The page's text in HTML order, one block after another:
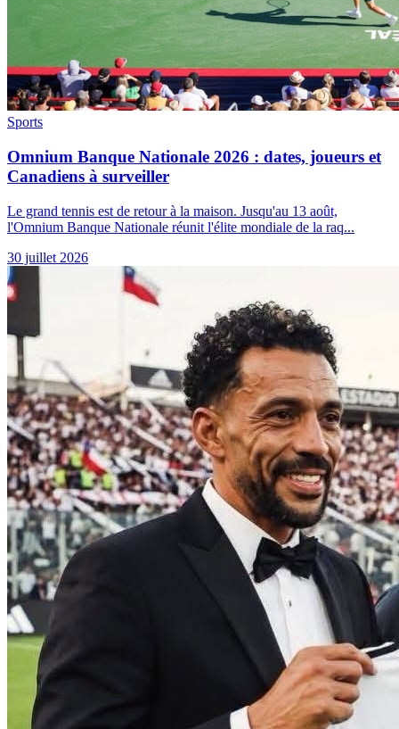
Sports
Omnium Banque Nationale 2026 : dates, joueurs et
Canadiens à surveiller
Le grand tennis est de retour à la maison. Jusqu'au 13 août,
l'Omnium Banque Nationale réunit l'élite mondiale de la raq...
30 juillet 2026